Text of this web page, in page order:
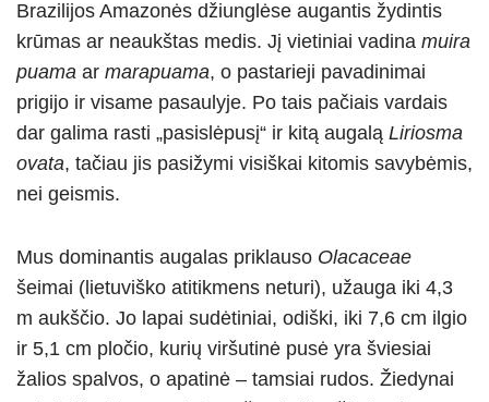
Brazilijos Amazonės džiunglėse augantis žydintis
krūmas ar neaukštas medis. Jį vietiniai vadina muira
puama ar marapuama, o pastarieji pavadinimai
prigijo ir visame pasaulyje. Po tais pačiais vardais
dar galima rasti „pasislėpusį“ ir kitą augalą Liriosma
ovata, tačiau jis pasižymi visiškai kitomis savybėmis,
nei geismis.
Mus dominantis augalas priklauso Olacaceae
šeimai (lietuviško atitikmens neturi), užauga iki 4,3
m aukščio. Jo lapai sudėtiniai, odiški, iki 7,6 cm ilgio
ir 5,1 cm pločio, kurių viršutinė pusė yra šviesiai
žalios spalvos, o apatinė – tamsiai rudos. Žiedynai